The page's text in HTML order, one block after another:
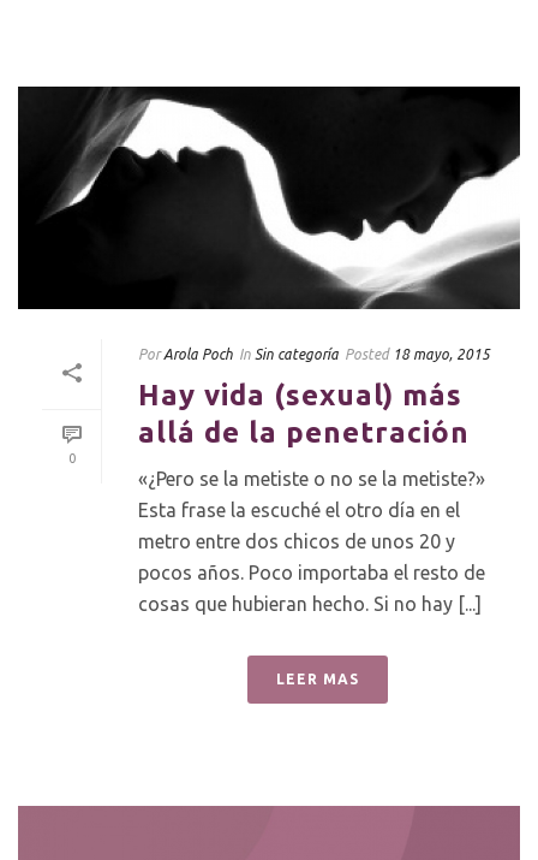
0
Por Arola Poch In Sin categoría Posted 18 mayo, 2015
Hay vida (sexual) más
allá de la penetración
«¿Pero se la metiste o no se la metiste?»
Esta frase la escuché el otro día en el
metro entre dos chicos de unos 20 y
pocos años. Poco importaba el resto de
cosas que hubieran hecho. Si no hay [...]
LEER MAS